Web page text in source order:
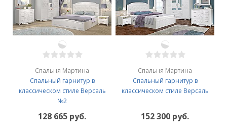
Спальня Мартина
Спальный гарнитур в
классическом стиле Версаль
№2
128 665 руб.
Спальня Мартина
Спальный гарнитур в
классическом стиле Версаль
152 300 руб.